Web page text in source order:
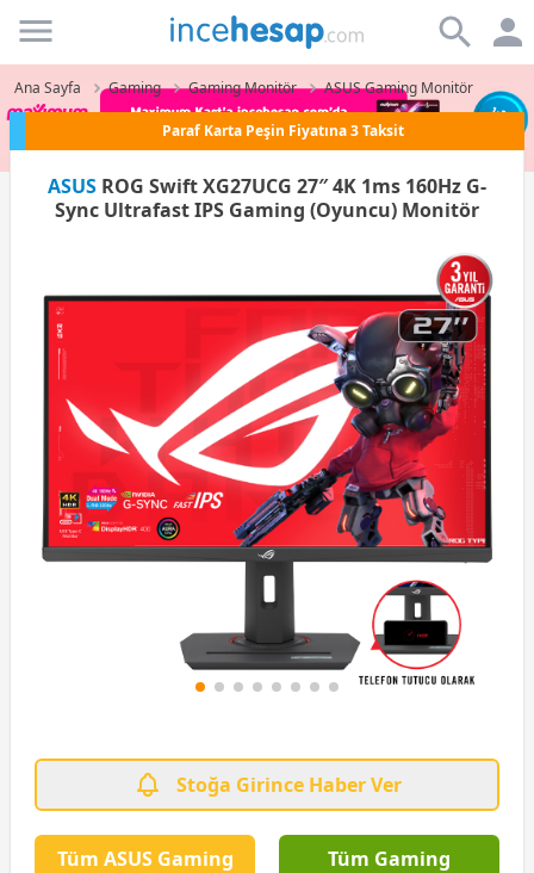
Incehesap
Ana Sayfa Gaming Gaming Monitör ASUS Gaming Monitör
Paraf Karta Peşin Fiyatına 3 Taksit
ASUS ROG Swift XG27UCG 27″ 4K 1ms 160Hz G-
Sync Ultrafast IPS Gaming (Oyuncu) Monitör
Stoğa Girince Haber Ver
Tüm ASUS Gaming
Tüm Gaming